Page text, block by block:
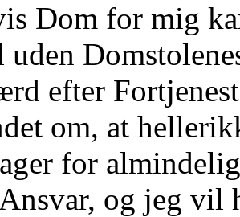
Dom for mig
efter
om, at
for
og jeg vil